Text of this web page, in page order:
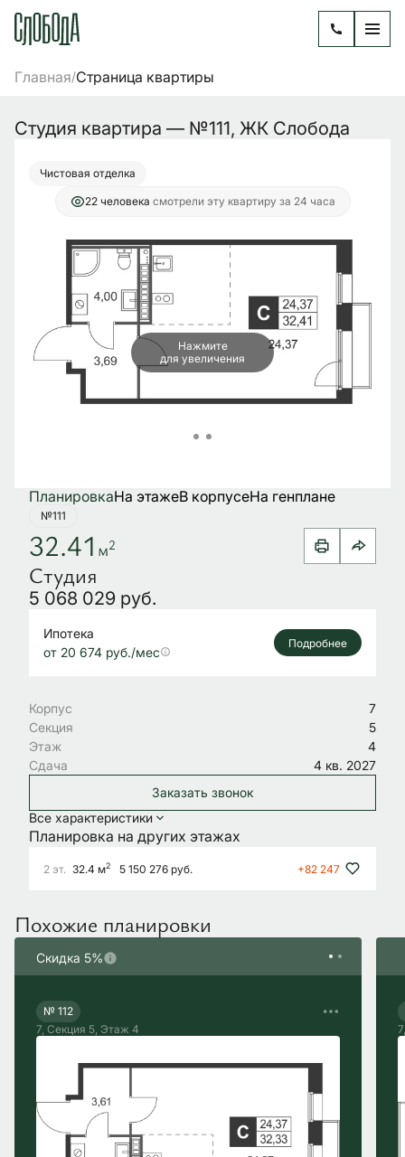
Главная/Страница квартиры
Ипотекаот 20 674 руб./мес.
Студия квартира — №111, ЖК Слобода
Чистовая отделка
22 человекa смотрели эту квартиру за 24 часа
Нажмите
для увеличения
ПланировкаНа этажеВ корпусеНа генплане
№111
32.41 м2
Студия
5 068 029 руб.
Ипотека
от 20 674 руб./мес
Подробнее
Корпус
7
Секция
5
Этаж
4
Сдача
4 кв. 2027
Заказать звонок
Все характеристики
Планировка на других этажах
2 эт. 32.4 м2 5 150 276 руб. +82 247
Похожие планировки
Скидка 5%
04д 00 ч 01м
№ 112
7, Секция 5, Этаж 4